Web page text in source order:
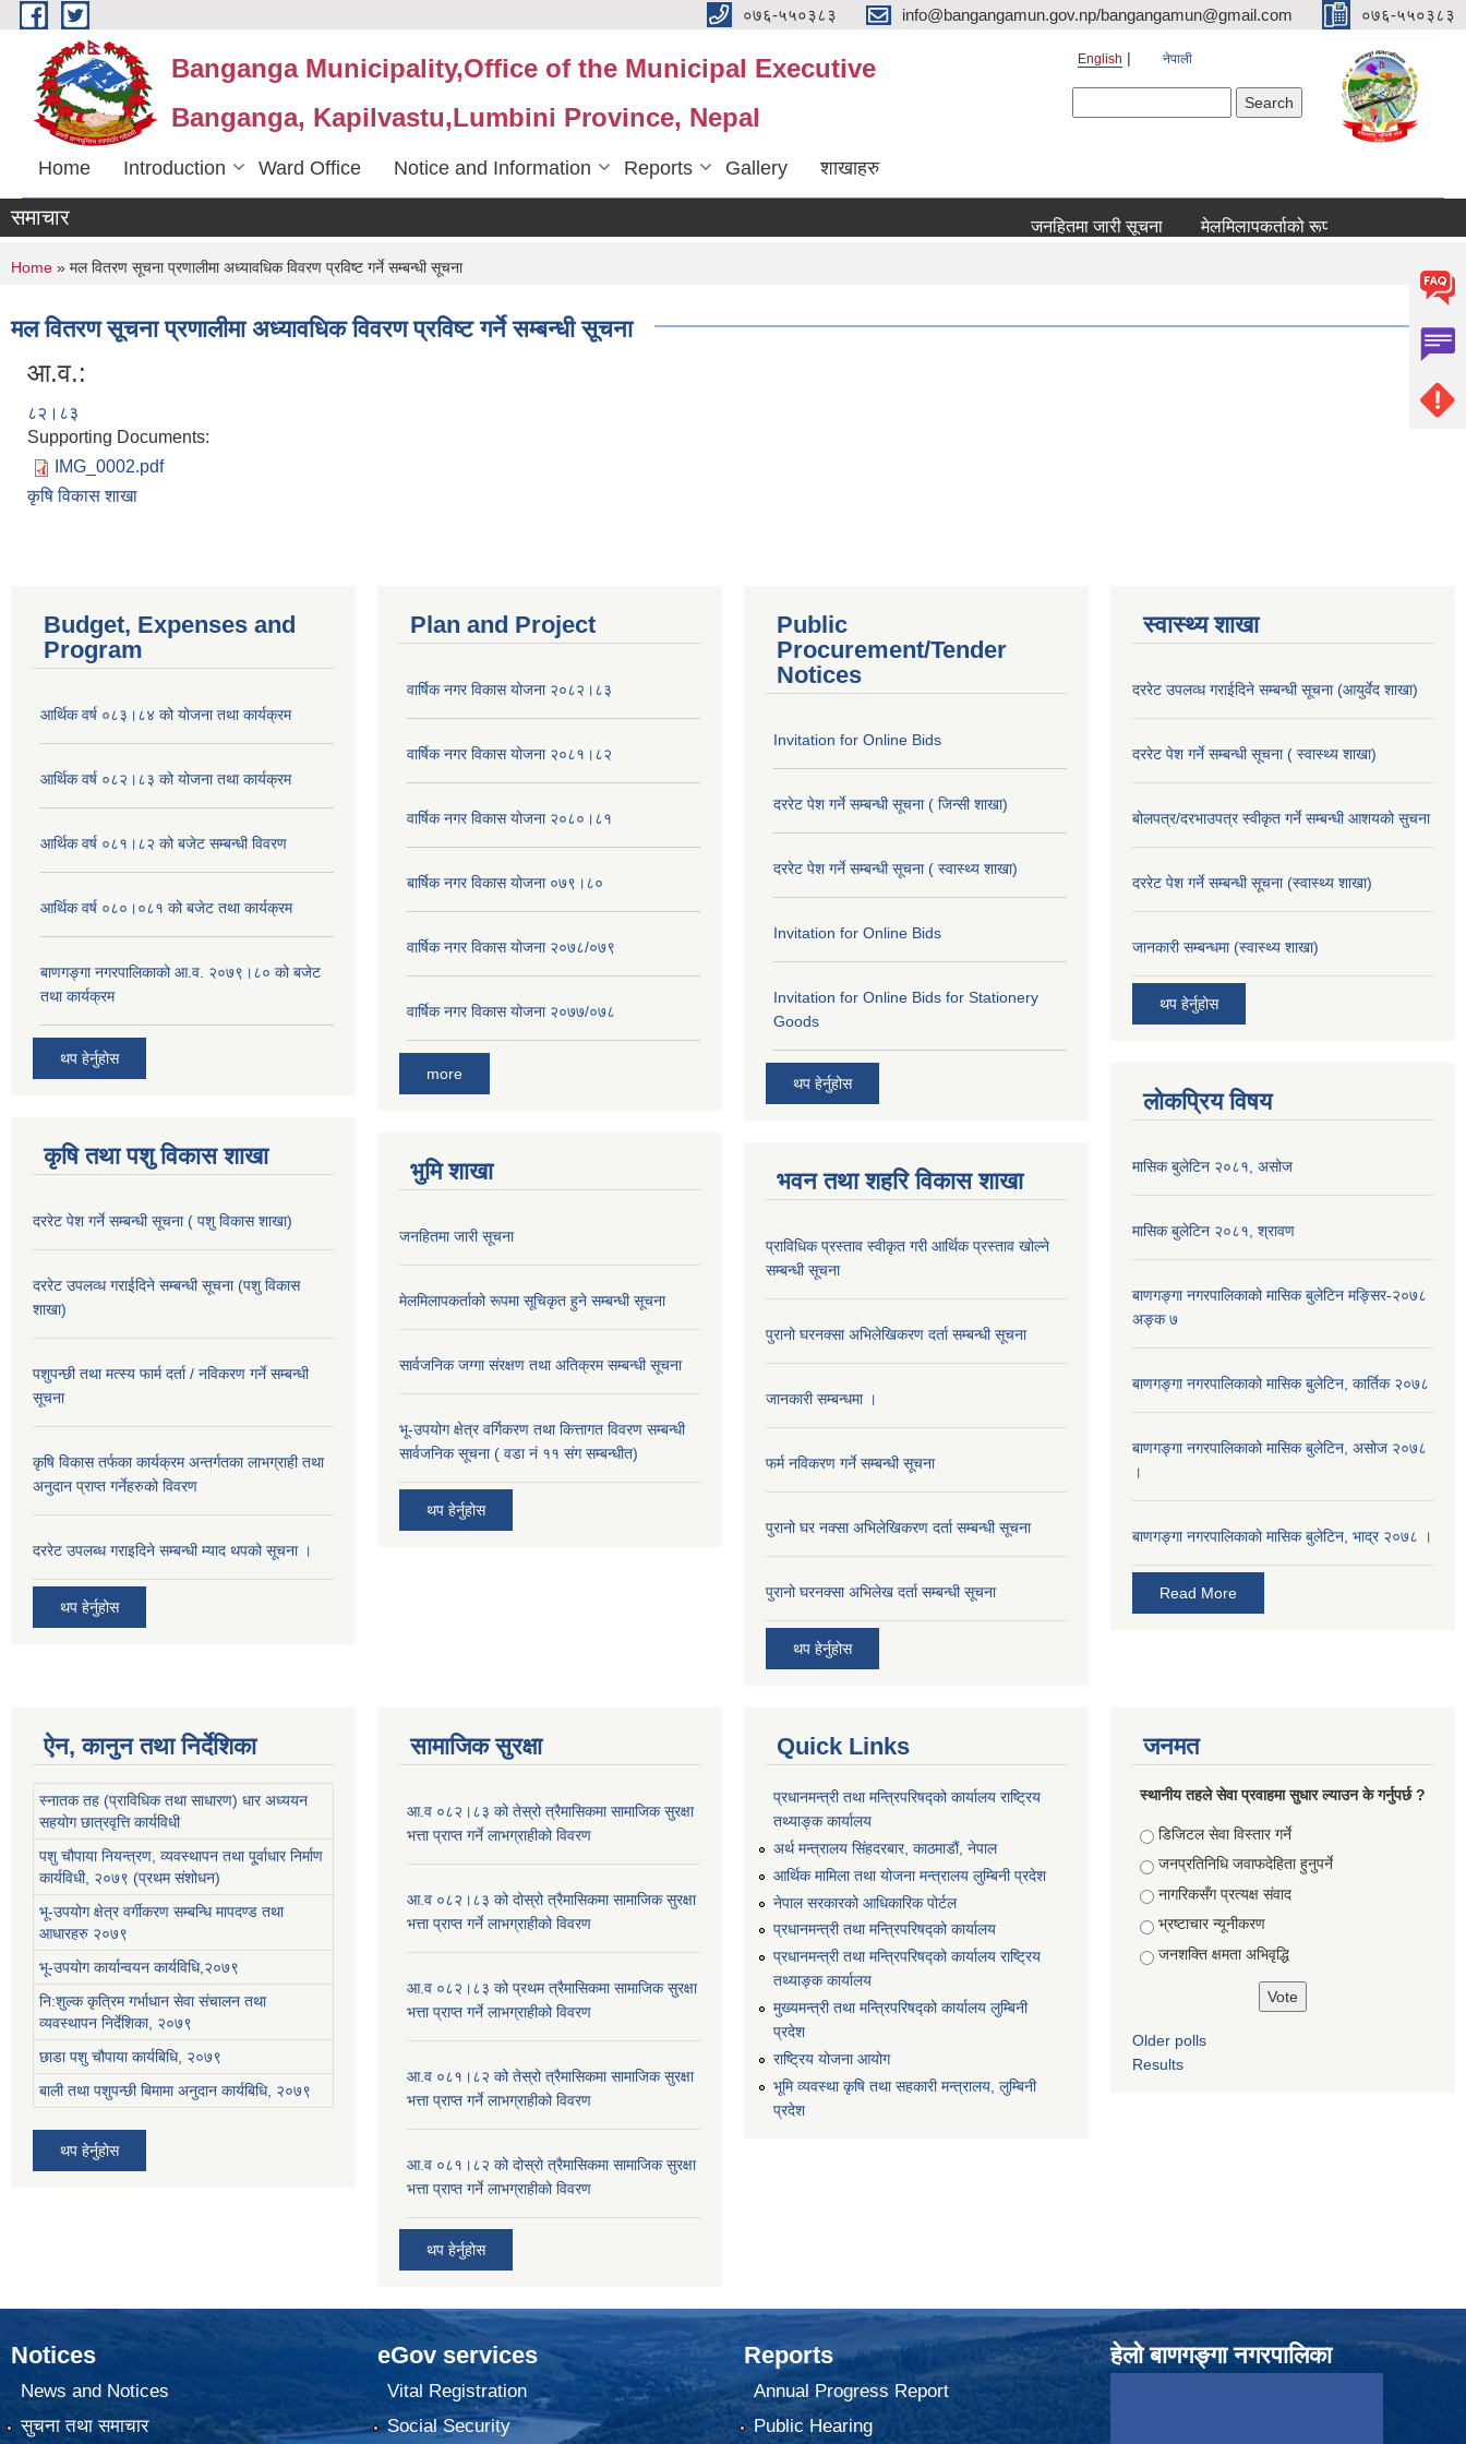
Skip to main content ०७६-५५०३८३ info@bangangamun.gov.np/bangangamun@gmail.com ०७६-५५०३८३
Banganga Municipality,Office of the Municipal Executive
Banganga, Kapilvastu,Lumbini Province, Nepal
English नेपाली
Home Introduction Ward Office Notice and Information Reports Gallery शाखाहरु
समाचार जनहितमा जारी सूचना मेलमिलापकर्ताको रूपमा सूचिकृत हुने सम्बन्धी
You are here
Home » मल वितरण सूचना प्रणालीमा अध्यावधिक विवरण प्रविष्ट गर्ने सम्बन्धी सूचना
मल वितरण सूचना प्रणालीमा अध्यावधिक विवरण प्रविष्ट गर्ने सम्बन्धी सूचना
आ.व.:
८२।८३
Supporting Documents:
IMG_0002.pdf
कृषि विकास शाखा
Budget, Expenses and
Program
आर्थिक वर्ष ०८३।८४ को योजना तथा कार्यक्रम
आर्थिक वर्ष ०८२।८३ को योजना तथा कार्यक्रम
आर्थिक वर्ष ०८१।८२ को बजेट सम्बन्धी विवरण
आर्थिक वर्ष ०८०।०८१ को बजेट तथा कार्यक्रम
बाणगङ्गा नगरपालिकाको आ.व. २०७९।८० को बजेट
तथा कार्यक्रम
थप हेर्नुहोस
कृषि तथा पशु विकास शाखा
दररेट पेश गर्ने सम्बन्धी सूचना ( पशु विकास शाखा)
दररेट उपलव्ध गराईदिने सम्बन्धी सूचना (पशु विकास
शाखा)
पशुपन्छी तथा मत्स्य फार्म दर्ता / नविकरण गर्ने सम्बन्धी
सूचना
कृषि विकास तर्फका कार्यक्रम अन्तर्गतका लाभग्राही तथा
अनुदान प्राप्त गर्नेहरुको विवरण
दररेट उपलब्ध गराइदिने सम्बन्धी म्याद थपको सूचना ।
थप हेर्नुहोस
Plan and Project
वार्षिक नगर विकास योजना २०८२।८३
वार्षिक नगर विकास योजना २०८१।८२
वार्षिक नगर विकास योजना २०८०।८१
बार्षिक नगर विकास योजना ०७९।८०
वार्षिक नगर विकास योजना २०७८/०७९
वार्षिक नगर विकास योजना २०७७/०७८
more
भुमि शाखा
जनहितमा जारी सूचना
मेलमिलापकर्ताको रूपमा सूचिकृत हुने सम्बन्धी सूचना
सार्वजनिक जग्गा संरक्षण तथा अतिक्रम सम्बन्धी सूचना
भू-उपयोग क्षेत्र वर्गिकरण तथा कित्तागत विवरण सम्बन्धी
सार्वजनिक सूचना ( वडा नं ११ संग सम्बन्धीत)
थप हेर्नुहोस
Public
Procurement/Tender
Notices
Invitation for Online Bids
दररेट पेश गर्ने सम्बन्धी सूचना ( जिन्सी शाखा)
दररेट पेश गर्ने सम्बन्धी सूचना ( स्वास्थ्य शाखा)
Invitation for Online Bids
Invitation for Online Bids for Stationery
Goods
थप हेर्नुहोस
भवन तथा शहरि विकास शाखा
प्राविधिक प्रस्ताव स्वीकृत गरी आर्थिक प्रस्ताव खोल्ने
सम्बन्धी सूचना
पुरानो घरनक्सा अभिलेखिकरण दर्ता सम्बन्धी सूचना
जानकारी सम्बन्धमा ।
फर्म नविकरण गर्ने सम्बन्धी सूचना
पुरानो घर नक्सा अभिलेखिकरण दर्ता सम्बन्धी सूचना
पुरानो घरनक्सा अभिलेख दर्ता सम्बन्धी सूचना
थप हेर्नुहोस
स्वास्थ्य शाखा
दररेट उपलव्ध गराईदिने सम्बन्धी सूचना (आयुर्वेद शाखा)
दररेट पेश गर्ने सम्बन्धी सूचना ( स्वास्थ्य शाखा)
बोलपत्र/दरभाउपत्र स्वीकृत गर्ने सम्बन्धी आशयको सुचना
दररेट पेश गर्ने सम्बन्धी सूचना (स्वास्थ्य शाखा)
जानकारी सम्बन्धमा (स्वास्थ्य शाखा)
थप हेर्नुहोस
लोकप्रिय विषय
मासिक बुलेटिन २०८१, असोज
मासिक बुलेटिन २०८१, श्रावण
बाणगङ्गा नगरपालिकाको मासिक बुलेटिन मङ्सिर-२०७८
अङ्क ७
बाणगङ्गा नगरपालिकाको मासिक बुलेटिन, कार्तिक २०७८
बाणगङ्गा नगरपालिकाको मासिक बुलेटिन, असोज २०७८
।
बाणगङ्गा नगरपालिकाकाे मासिक बुलेटिन, भाद्र २०७८ ।
Read More
ऐन, कानुन तथा निर्देशिका
स्नातक तह (प्राविधिक तथा साधारण) धार अध्ययन
सहयोग छात्रवृत्ति कार्यविधी
पशु चौपाया नियन्त्रण, व्यवस्थापन तथा पू्र्वाधार निर्माण
कार्यविधी, २०७९ (प्रथम संशोधन)
भू-उपयोग क्षेत्र वर्गीकरण सम्बन्धि मापदण्ड तथा
आधारहरु २०७९
भू-उपयोग कार्यान्वयन कार्यविधि,२०७९
नि:शुल्क कृत्रिम गर्भाधान सेवा संचालन तथा
व्यवस्थापन निर्देशिका, २०७९
छाडा पशु चौपाया कार्यबिधि, २०७९
बाली तथा पशुपन्छी बिमामा अनुदान कार्यबिधि, २०७९
थप हेर्नुहोस
सामाजिक सुरक्षा
आ.व ०८२।८३ को तेस्रो त्रैमासिकमा सामाजिक सुरक्षा
भत्ता प्राप्त गर्ने लाभग्राहीको विवरण
आ.व ०८२।८३ को दोस्रो त्रैमासिकमा सामाजिक सुरक्षा
भत्ता प्राप्त गर्ने लाभग्राहीको विवरण
आ.व ०८२।८३ को प्रथम त्रैमासिकमा सामाजिक सुरक्षा
भत्ता प्राप्त गर्ने लाभग्राहीको विवरण
आ.व ०८१।८२ को तेस्रो त्रैमासिकमा सामाजिक सुरक्षा
भत्ता प्राप्त गर्ने लाभग्राहीको विवरण
आ.व ०८१।८२ को दोस्रो त्रैमासिकमा सामाजिक सुरक्षा
भत्ता प्राप्त गर्ने लाभग्राहीको विवरण
थप हेर्नुहोस
Quick Links
प्रधानमन्त्री तथा मन्त्रिपरिषद्को कार्यालय राष्ट्रिय
तथ्याङ्क कार्यालय
अर्थ मन्त्रालय सिंहदरबार, काठमाडौं, नेपाल
आर्थिक मामिला तथा योजना मन्त्रालय लुम्बिनी प्रदेश
नेपाल सरकारको आधिकारिक पोर्टल
प्रधानमन्त्री तथा मन्त्रिपरिषद्को कार्यालय
प्रधानमन्त्री तथा मन्त्रिपरिषद्को कार्यालय राष्ट्रिय
तथ्याङ्क कार्यालय
मुख्यमन्त्री तथा मन्त्रिपरिषद्को कार्यालय लुम्बिनी
प्रदेश
राष्ट्रिय योजना आयोग
भूमि व्यवस्था कृषि तथा सहकारी मन्त्रालय, लुम्बिनी
प्रदेश
जनमत
स्थानीय तहले सेवा प्रवाहमा सुधार ल्याउन के गर्नुपर्छ ?
Choices
डिजिटल सेवा विस्तार गर्ने
जनप्रतिनिधि जवाफदेहिता हुनुपर्ने
नागरिकसँग प्रत्यक्ष संवाद
भ्रष्टाचार न्यूनीकरण
जनशक्ति क्षमता अभिवृद्धि
Older polls
Results
Notices
News and Notices
सुचना तथा समाचार
eGov services
Vital Registration
Social Security
Reports
Annual Progress Report
Public Hearing
हेलाे बाणगङ्गा नगरपालिका